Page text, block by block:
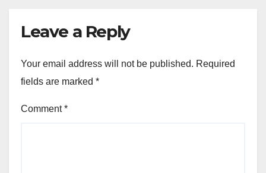
Leave a Reply
Your email address will not be published. Required
fields are marked *
Comment*